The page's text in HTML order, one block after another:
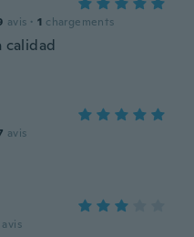
avis · 1 chargements
calidad
avis
avis